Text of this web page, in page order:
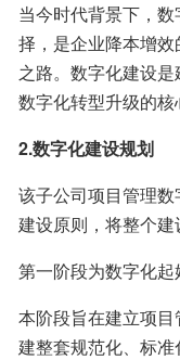
当今时代背景下，
择，是企业降本增
之路。数字化建设
数字化转型升级的核
2.数字化建设规划
该子公司项目管理数
建设原则，将整个建
第一阶段为数字化起
本阶段旨在建立项
建整套规范化、标